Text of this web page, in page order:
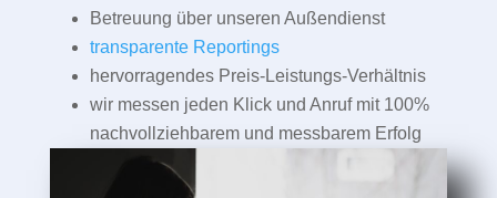
Betreuung über unseren Außendienst
transparente Reportings
hervorragendes Preis-Leistungs-Verhältnis
wir messen jeden Klick und Anruf mit 100%
nachvollziehbarem und messbarem Erfolg